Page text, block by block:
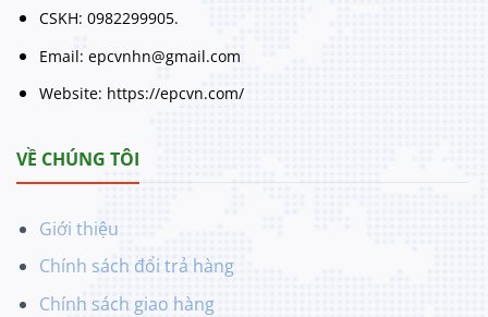
CSKH: 0982299905.
Email: epcvnhn@gmail.com
Website: https://epcvn.com/
VỀ CHÚNG TÔI
Giới thiệu
Chính sách đổi trả hàng
Chính sách giao hàng